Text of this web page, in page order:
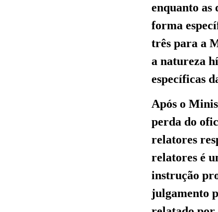
enquanto as
forma
três para a
a natureza
específicas
Após o
perda do
relatores
relatores é
instrução
julgamento